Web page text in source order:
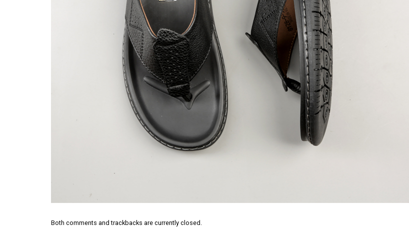
Both comments and trackbacks are currently closed.